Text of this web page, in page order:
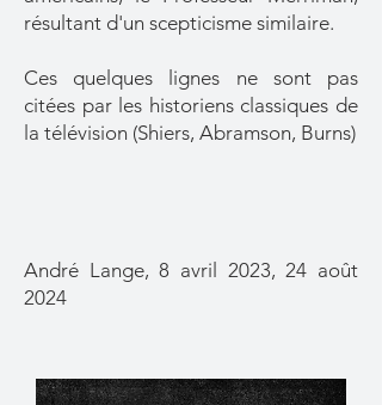
résultant d'un scepticisme similaire.
Ces quelques lignes ne sont pas
citées par les historiens classiques de
la télévision (Shiers, Abramson, Burns)
André Lange, 8 avril 2023, 24 août
2024